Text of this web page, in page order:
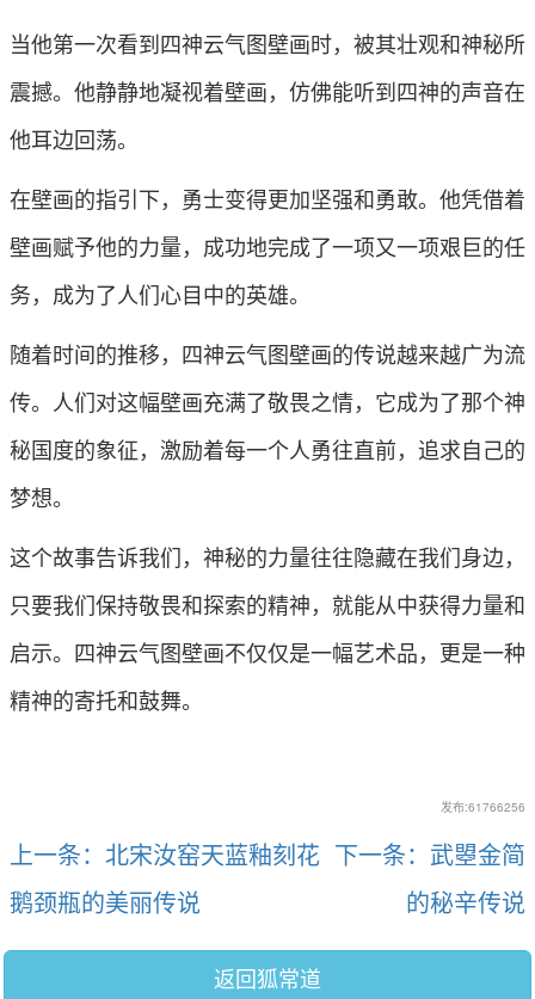
当他第一次看到四神云气图壁画时，被其壮观和神秘所
震撼。他静静地凝视着壁画，仿佛能听到四神的声音在
他耳边回荡。
在壁画的指引下，勇士变得更加坚强和勇敢。他凭借着
壁画赋予他的力量，成功地完成了一项又一项艰巨的任
务，成为了人们心目中的英雄。
随着时间的推移，四神云气图壁画的传说越来越广为流
传。人们对这幅壁画充满了敬畏之情，它成为了那个神
秘国度的象征，激励着每一个人勇往直前，追求自己的
梦想。
这个故事告诉我们，神秘的力量往往隐藏在我们身边，
只要我们保持敬畏和探索的精神，就能从中获得力量和
启示。四神云气图壁画不仅仅是一幅艺术品，更是一种
精神的寄托和鼓舞。
发布:61766256
上一条：北宋汝窑天蓝釉刻花
鹅颈瓶的美丽传说
下一条：武曌金简
的秘辛传说
返回狐常道